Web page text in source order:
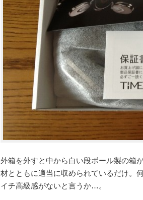
外箱を外すと中から白い段ボール製の箱
材とともに適当に収められているだけ。
イチ高級感がないと言うか…。